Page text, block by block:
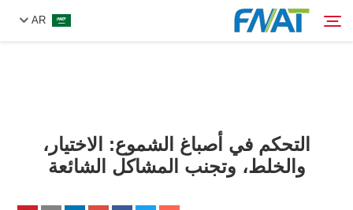
AR
من نحنالتحكم في أصباغ الشموع: الاختيار،
والخلط، وتجنب المشاكل الشائعة